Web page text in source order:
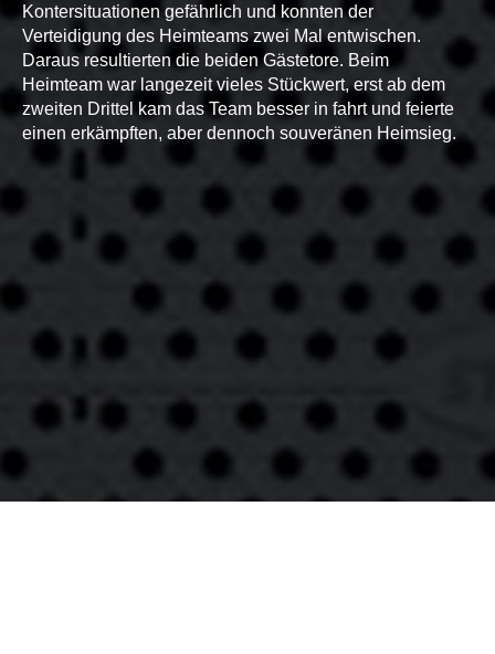
Kontersituationen gefährlich und konnten der
Verteidigung des Heimteams zwei Mal entwischen.
Daraus resultierten die beiden Gästetore. Beim
Heimteam war langezeit vieles Stückwert, erst ab dem
zweiten Drittel kam das Team besser in fahrt und feierte
einen erkämpften, aber dennoch souveränen Heimsieg.